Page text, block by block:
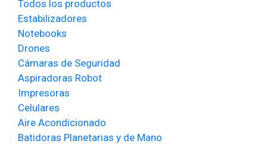
Todos los productos
Estabilizadores
Notebooks
Drones
Cámaras de Seguridad
Aspiradoras Robot
Impresoras
Celulares
Aire Acondicionado
Batidoras Planetarias y de Mano